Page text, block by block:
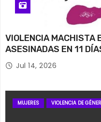
VIOLENCIA MACHISTA
ASESINADAS EN 11
Jul 14, 2026
MUJERES VIOLENCIA DE